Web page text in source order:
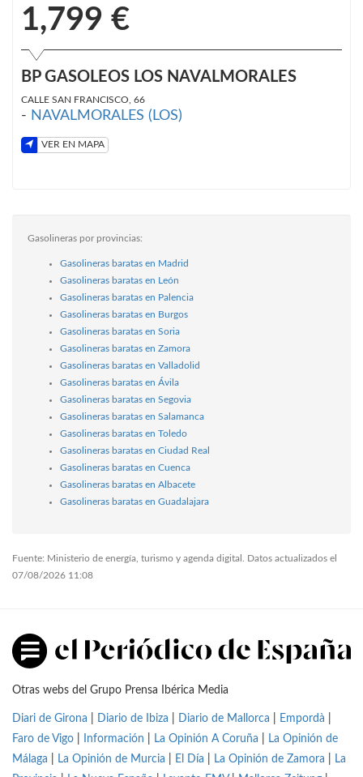
1,799 €
BP GASOLEOS LOS NAVALMORALES
CALLE SAN FRANCISCO, 66
- NAVALMORALES (LOS)
VER EN MAPA
Gasolineras por provincias:
Gasolineras baratas en Madrid
Gasolineras baratas en León
Gasolineras baratas en Palencia
Gasolineras baratas en Burgos
Gasolineras baratas en Soria
Gasolineras baratas en Zamora
Gasolineras baratas en Valladolid
Gasolineras baratas en Ávila
Gasolineras baratas en Segovia
Gasolineras baratas en Salamanca
Gasolineras baratas en Toledo
Gasolineras baratas en Ciudad Real
Gasolineras baratas en Cuenca
Gasolineras baratas en Albacete
Gasolineras baratas en Guadalajara
Fuente: Ministerio de energía, turismo y agenda digital. Datos actualizados el
07/08/2026 11:08
Otras webs del Grupo Prensa Ibérica Media
Diari de Girona Diario de Ibiza Diario de Mallorca Empordà
Faro de Vigo
Información La Opinión A Coruña
La Opinión de
Málaga
La Opinión de Murcia El Día La Opinión de Zamora
La